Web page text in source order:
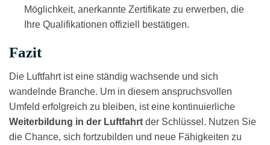
Möglichkeit, anerkannte Zertifikate zu erwerben, die
Ihre Qualifikationen offiziell bestätigen.
Fazit
Die Luftfahrt ist eine ständig wachsende und sich
wandelnde Branche. Um in diesem anspruchsvollen
Umfeld erfolgreich zu bleiben, ist eine kontinuierliche
Weiterbildung in der Luftfahrt der Schlüssel. Nutzen Sie
die Chance, sich fortzubilden und neue Fähigkeiten zu